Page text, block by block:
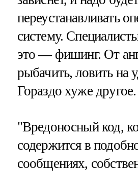
переустанавливать
систему.
это — фишинг. От
рыбачить, ловить на
Гораздо хуже другое.
"Вредоносный код,
содержится в
сообщениях,